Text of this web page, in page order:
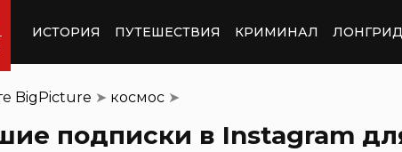
ИСТОРИЯ ПУТЕШЕСТВИЯ КРИМИНАЛ
BigPicture ➤ космос ➤
подписки в Instagram